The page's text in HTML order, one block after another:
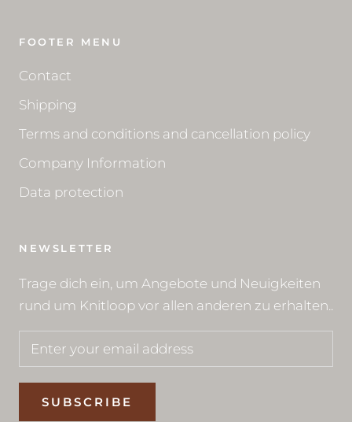
FOOTER MENU
Contact
Shipping
Terms and conditions and cancellation policy
Company Information
Data protection
NEWSLETTER
Trage dich ein, um Angebote und Neuigkeiten
rund um Knitloop vor allen anderen zu erhalten..
SUBSCRIBE